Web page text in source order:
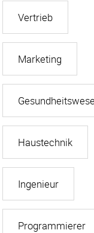
Vertrieb
Marketing
Haustechnik
Ingenieur
Programmierer